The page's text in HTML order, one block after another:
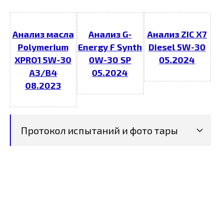
Анализ масла
Polymerium
XPRO1 5W-30
A3/B4
08.2023
Анализ G-
Energy F Synth
0W-30 SP
05.2024
Анализ ZIC X7
Diesel 5W-30
05.2024
Протокол испытаний и фото тары